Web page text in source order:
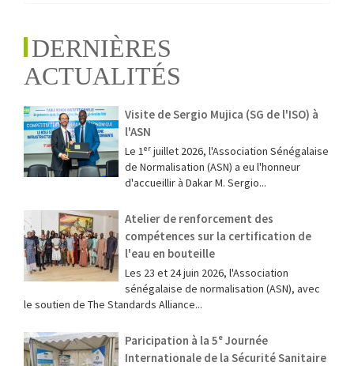
DERNIÈRES
ACTUALITÉS
Visite de Sergio Mujica (SG de l'ISO) à
l'ASN
Le 1ᵉʳ juillet 2026, l'Association Sénégalaise
de Normalisation (ASN) a eu l'honneur
d'accueillir à Dakar M. Sergio...
Atelier de renforcement des
compétences sur la certification de
l'eau en bouteille
Les 23 et 24 juin 2026, l'Association
sénégalaise de normalisation (ASN), avec
le soutien de The Standards Alliance...
Paricipation à la 5ᵉ Journée
Internationale de la Sécurité Sanitaire